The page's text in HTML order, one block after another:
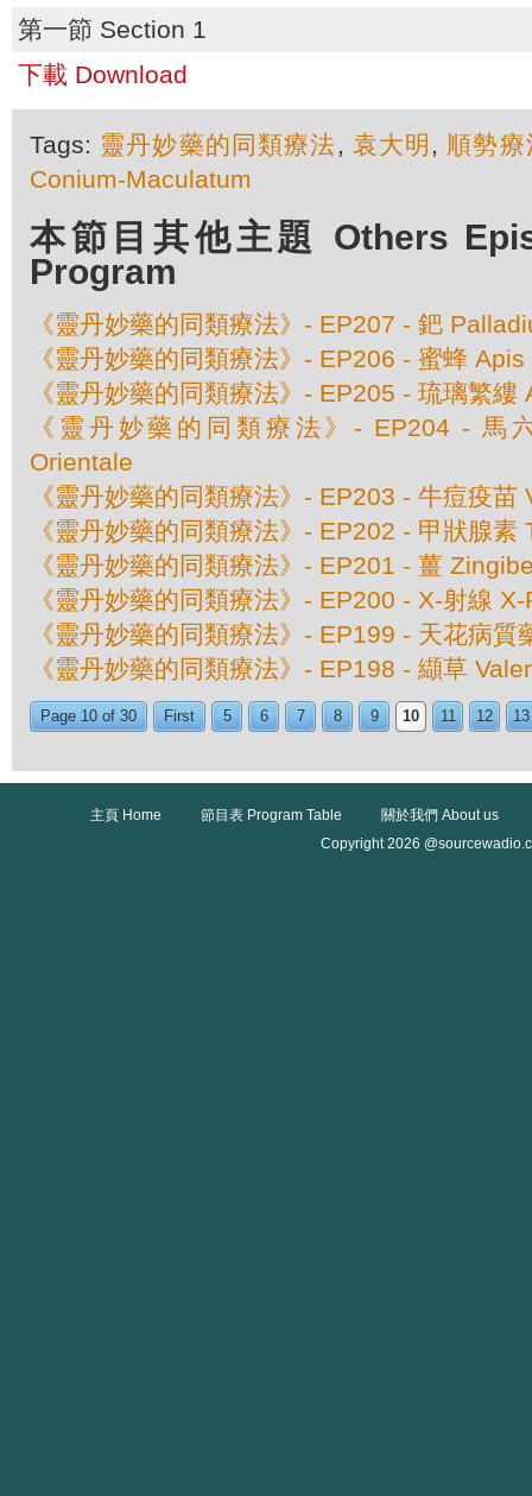
第一節 Section 1
下載 Download
Tags: 靈丹妙藥的同類療法, 袁大明 , 順勢療
Conium-Maculatum
本節目其他主題 Others
Program
《靈丹妙藥的同類療法》- EP207 - 鈀
《靈丹妙藥的同類療法》- EP206 - 蜜蜂
《靈丹妙藥的同類療法》- EP205 - 琉璃繁
《靈丹妙藥的同類療法》- EP204 - 馬
Orientale
《靈丹妙藥的同類療法》- EP203 - 牛痘疫苗
《靈丹妙藥的同類療法》- EP202 - 甲狀腺素
《靈丹妙藥的同類療法》- EP201 - 薑
《靈丹妙藥的同類療法》- EP200 - X-射線 X-
《靈丹妙藥的同類療法》- EP199 - 天花病質
《靈丹妙藥的同類療法》- EP198 - 纈草
Page 10 of 30 First 5 6 7 8 9 10 11 12 13
主頁 Home 節目表 Program Table
關於我們 About us
Copyright 2026